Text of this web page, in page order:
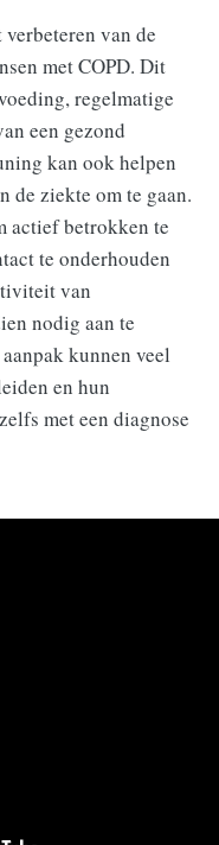
van de
met COPD. Dit
regelmatige
een gezond
kan ook helpen
de ziekte om te gaan.
actief betrokken te
te onderhouden
van
nodig aan te
kunnen veel
en hun
met een diagnose